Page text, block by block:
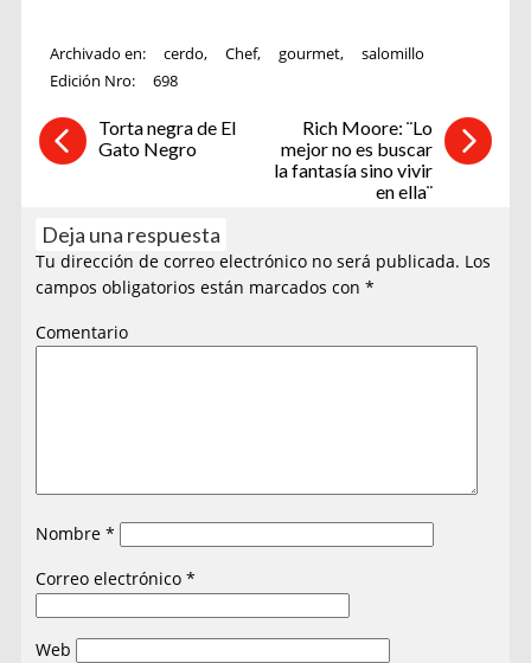
Archivado en: cerdo, Chef, gourmet,
salomillo
Edición Nro:
698
Torta negra de El
Gato Negro
Rich Moore: ¨Lo
mejor no es buscar
la fantasía sino vivir
en ella¨
Deja una respuesta
Tu dirección de correo electrónico no será publicada. Los
campos obligatorios están marcados con*
Comentario
Nombre*
Correo electrónico*
Web